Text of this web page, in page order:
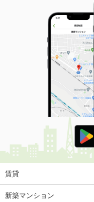
間取り
群馬県館林市富士原町
価 格
住 所
専有面積
間取り
群馬県邑楽郡邑楽町大字
価 格
住 所
専有面積
群馬県邑楽郡邑楽町大字
賃貸
新築マンション